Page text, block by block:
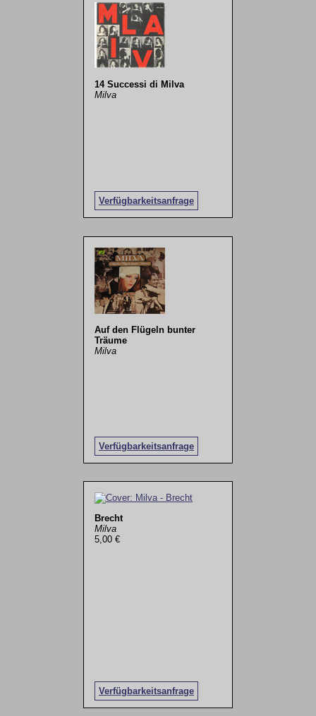
14 Successi di Milva
Milva
Verfügbarkeitsanfrage
Auf den Flügeln bunter
Träume
Milva
Verfügbarkeitsanfrage
Brecht
Milva
5,00 €
Verfügbarkeitsanfrage